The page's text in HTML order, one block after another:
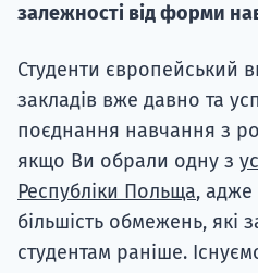
залежності від форми
Студенти європейський
закладів вже давно та
поєднання навчання з
якщо Ви обрали одну з
Республіки Польща, адже
більшість обмежень, які
студентам раніше.